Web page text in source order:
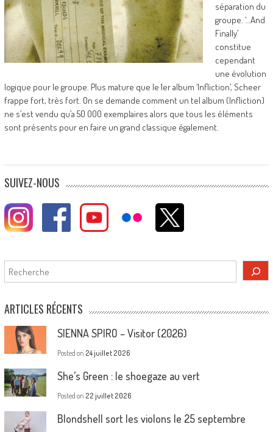
séparation du
groupe. ‘…And
Finally’
constitue
cependant
une évolution
logique pour le groupe. Plus mature que le 1er album ‘Infliction’, Scheer
frappe fort, très fort. On se demande comment un tel album (Infliction)
ne s’est vendu qu’a 50 000 exemplaires alors que tous les éléments
sont présents pour en faire un grand classique également.
SUIVEZ-NOUS
Rechercher
ARTICLES RÉCENTS
SIENNA SPIRO – Visitor (2026)
Posted on 24 juillet 2026
She’s Green : le shoegaze au vert
Posted on 22 juillet 2026
Blondshell sort les violons le 25 septembre